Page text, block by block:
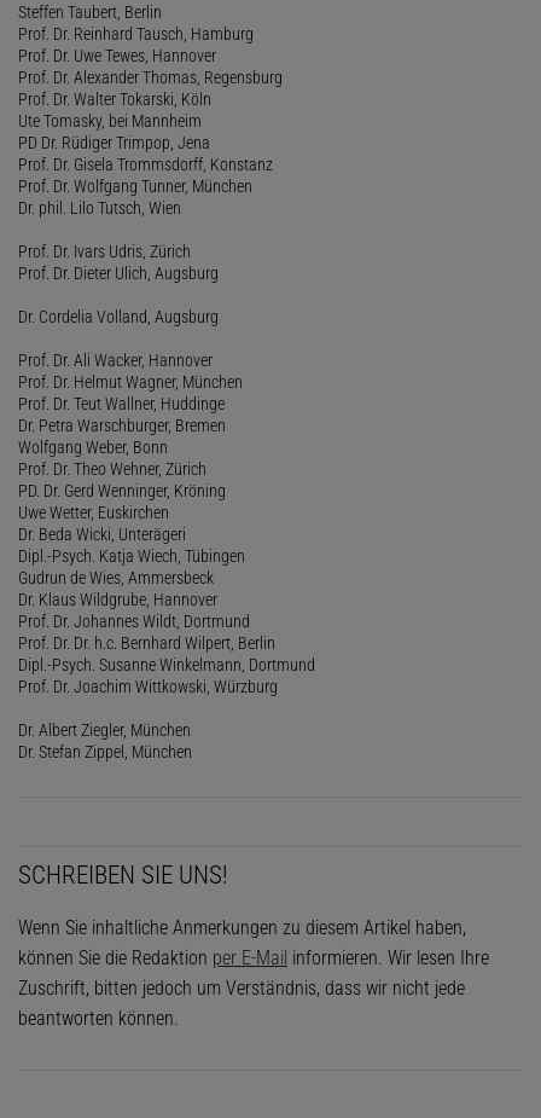
Steffen Taubert, Berlin
Prof. Dr. Reinhard Tausch, Hamburg
Prof. Dr. Uwe Tewes, Hannover
Prof. Dr. Alexander Thomas, Regensburg
Prof. Dr. Walter Tokarski, Köln
Ute Tomasky, bei Mannheim
PD Dr. Rüdiger Trimpop, Jena
Prof. Dr. Gisela Trommsdorff, Konstanz
Prof. Dr. Wolfgang Tunner, München
Dr. phil. Lilo Tutsch, Wien
Prof. Dr. Ivars Udris, Zürich
Prof. Dr. Dieter Ulich, Augsburg
Dr. Cordelia Volland, Augsburg
Prof. Dr. Ali Wacker, Hannover
Prof. Dr. Helmut Wagner, München
Prof. Dr. Teut Wallner, Huddinge
Dr. Petra Warschburger, Bremen
Wolfgang Weber, Bonn
Prof. Dr. Theo Wehner, Zürich
PD. Dr. Gerd Wenninger, Kröning
Uwe Wetter, Euskirchen
Dr. Beda Wicki, Unterägeri
Dipl.-Psych. Katja Wiech, Tübingen
Gudrun de Wies, Ammersbeck
Dr. Klaus Wildgrube, Hannover
Prof. Dr. Johannes Wildt, Dortmund
Prof. Dr. Dr. h.c. Bernhard Wilpert, Berlin
Dipl.-Psych. Susanne Winkelmann, Dortmund
Prof. Dr. Joachim Wittkowski, Würzburg
Dr. Albert Ziegler, München
Dr. Stefan Zippel, München
SCHREIBEN SIE UNS!
Wenn Sie inhaltliche Anmerkungen zu diesem Artikel haben,
können Sie die Redaktion per E-Mail informieren. Wir lesen Ihre
Zuschrift, bitten jedoch um Verständnis, dass wir nicht jede
beantworten können.